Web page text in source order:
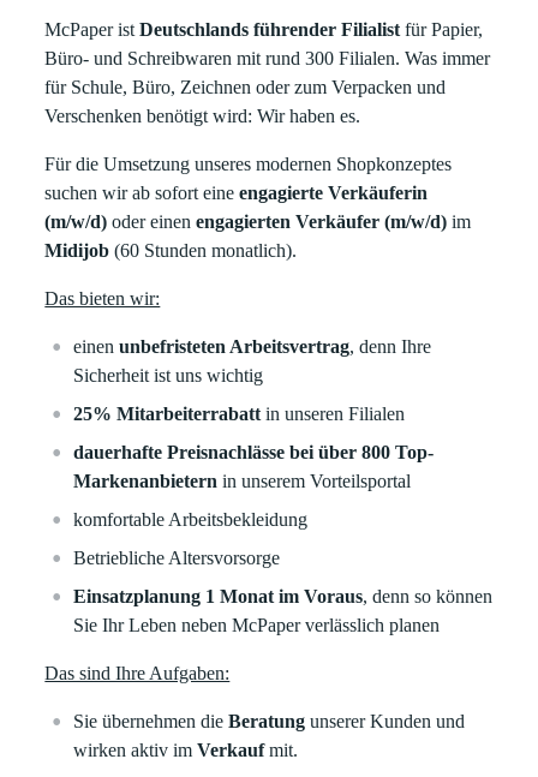
McPaper istDeutschlands führender Filialist für Papier,
Büro- und Schreibwaren mit rund 300 Filialen. Was immer
für Schule, Büro, Zeichnen oder zum Verpacken und
Verschenken benötigt wird: Wir haben es.
Für die Umsetzung unseres modernen Shopkonzeptes
suchen wir ab sofort eineengagierte Verkäuferin
(m/w/d) oder einenengagierten Verkäufer (m/w/d) im
Midijob (60 Stunden monatlich).
Das bieten wir:
einenunbefristeten Arbeitsvertrag, denn Ihre
Sicherheit ist uns wichtig
25% Mitarbeiterrabatt in unseren Filialen
dauerhafte Preisnachlässe bei über 800 Top-
Markenanbietern in unserem Vorteilsportal
komfortable Arbeitsbekleidung
Betriebliche Altersvorsorge
Einsatzplanung 1 Monat im Voraus, denn so können
Sie Ihr Leben neben McPaper verlässlich planen
Das sind Ihre Aufgaben:
Sie übernehmen dieBeratung unserer Kunden und
wirken aktiv imVerkaufmit.